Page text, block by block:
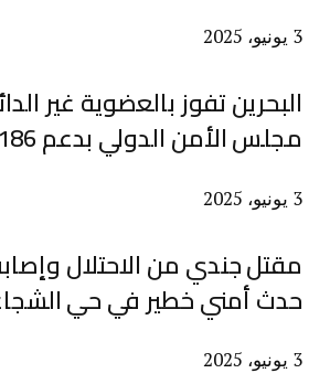
3 يونيو، 2025
البحرين تفوز بالعضوية غير
مجلس الأمن الدولي بدعم 186 دولة
3 يونيو، 2025
مقتل جندي من الاحتلال
حدث أمني خطير في حي
3 يونيو، 2025